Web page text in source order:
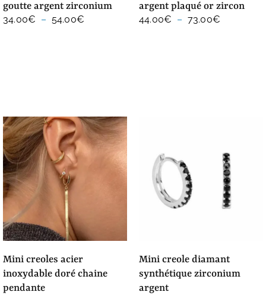
goutte argent zirconium
34.00€ – 54.00€
argent plaqué or zircon
44.00€ – 73.00€
mini creoles acier
inoxydable doré chaine
pendante
mini creole diamant
synthétique zirconium
argent